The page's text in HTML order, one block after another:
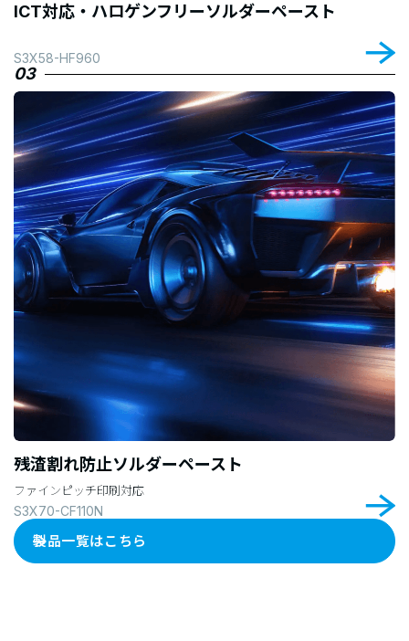
ICT対応・ハロゲンフリーソルダーペースト
S3X58-HF960
03
残渣割れ防止ソルダーペースト
ファインピッチ印刷対応
S3X70-CF110N
製品一覧はこちら